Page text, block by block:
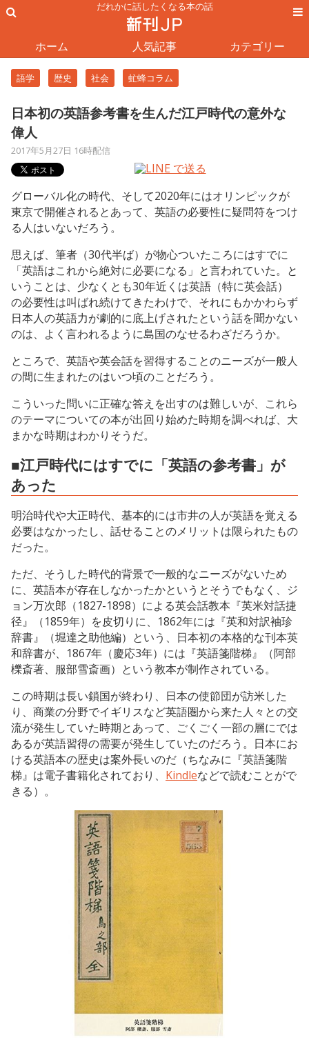
だれかに話したくなる本の話
ホーム 人気記事 カテゴリー
語学 歴史 社会 虻蜂コラム
日本初の英語参考書を生んだ江戸時代の意外な
偉人
2017年5月27日 16時配信
グローバル化の時代、そして2020年にはオリンピックが
東京で開催されるとあって、英語の必要性に疑問符をつけ
る人はいないだろう。
思えば、筆者（30代半ば）が物心ついたころにはすでに
「英語はこれから絶対に必要になる」と言われていた。と
いうことは、少なくとも30年近くは英語（特に英会話）
の必要性は叫ばれ続けてきたわけで、それにもかかわらず
日本人の英語力が劇的に底上げされたという話を聞かない
のは、よく言われるように島国のなせるわざだろうか。
ところで、英語や英会話を習得することのニーズが一般人
の間に生まれたのはいつ頃のことだろう。
こういった問いに正確な答えを出すのは難しいが、これら
のテーマについての本が出回り始めた時期を調べれば、大
まかな時期はわかりそうだ。
■江戸時代にはすでに「英語の参考書」が
あった
明治時代や大正時代、基本的には市井の人が英語を覚える
必要はなかったし、話せることのメリットは限られたもの
だった。
ただ、そうした時代的背景で一般的なニーズがないため
に、英語本が存在しなかったかというとそうでもなく、ジ
ョン万次郎（1827-1898）による英会話教本『英米対話捷
径』（1859年）を皮切りに、1862年には『英和対訳袖珍
辞書』（堀達之助他編）という、日本初の本格的な刊本英
和辞書が、1867年（慶応3年）には『英語箋階梯』（阿部
櫟斎著、服部雪斎画）という教本が制作されている。
この時期は長い鎖国が終わり、日本の使節団が訪米した
り、商業の分野でイギリスなど英語圏から来た人々との交
流が発生していた時期とあって、ごくごく一部の層にでは
あるが英語習得の需要が発生していたのだろう。日本にお
ける英語本の歴史は案外長いのだ（ちなみに『英語箋階
梯』は電子書籍化されており、 Kindleなどで読むことがで
きる）。